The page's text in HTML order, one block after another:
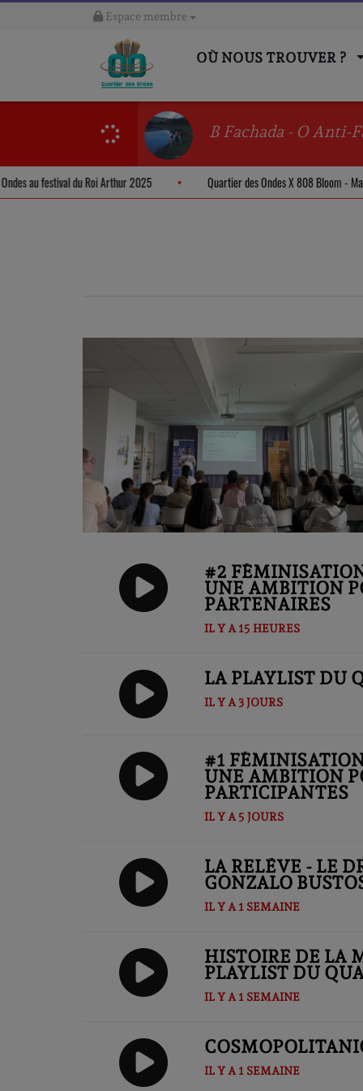
Espace membre
OÙ NOUS TROUVER ?
B Fachada - O Anti-
des Ondes au festival du Roi Arthur 2025 Quartier des Ondes X 808
#2
UNE AMBITION
PARTENAIRES
IL Y A 15 HEURES
LA PLAYLIST DU
IL Y A 3 JOURS
#1
UNE AMBITION
PARTICIPANTES
IL Y A 5 JOURS
LA RELÈVE - LE
GONZALO
IL Y A 1 SEMAINE
HISTOIRE DE LA
PLAYLIST DU
IL Y A 1 SEMAINE
IL Y A 1 SEMAINE